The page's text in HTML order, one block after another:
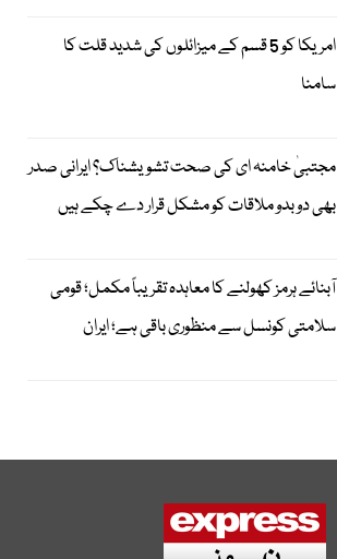
امریکا کو 5 قسم کے میزائلوں کی شدید قلت کا
سامنا
مجتبیٰ خامنہ ای کی صحت تشویشناک؟ ایرانی صدر
بھی دوبدو ملاقات کو مشکل قرار دے چکے ہیں
آبنائے ہرمز کھولنے کا معاہدہ تقریباً مکمل؛ قومی
سلامتی کونسل سے منظوری باقی ہے؛ ایران